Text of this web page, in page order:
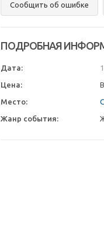
Сообщить об ошибке
ПОДРОБНАЯ
Дата:
Цена:
Место:
Жанр события: